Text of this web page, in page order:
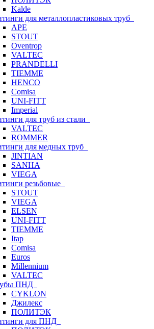
Kalde
для металлопластиковых труб
APE
STOUT
Oventrop
VALTEC
PRANDELLI
TIEMME
HENCO
Comisa
UNI-FITT
Imperial
для труб из стали
VALTEC
ROMMER
для медных труб
JINTIAN
SANHA
VIEGA
резьбовые
STOUT
VIEGA
ELSEN
UNI-FITT
TIEMME
Itap
Comisa
Euros
Millennium
VALTEC
ПНД
CYKLON
Джилекс
ПОЛИТЭК
для ПНД